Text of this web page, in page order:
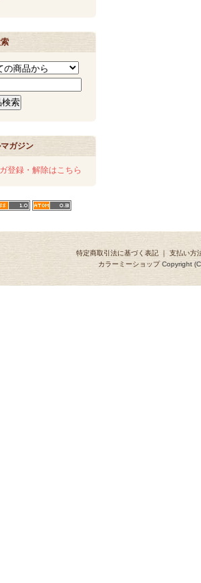
ガジン
登録・解除はこちら
特定商取引法に基づく表記 ｜ 支払い方
カラーミーショップCopyright